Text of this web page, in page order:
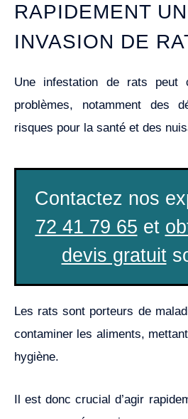
RAPIDEMENT
INVASION DE
Une infestation de rats peut
problèmes, notamment des
risques pour la santé et des
Contactez nos
72 41 79 65 et
devis gratuit
Les rats sont porteurs de
contaminer les aliments,
hygiène.
Il est donc crucial d’agir